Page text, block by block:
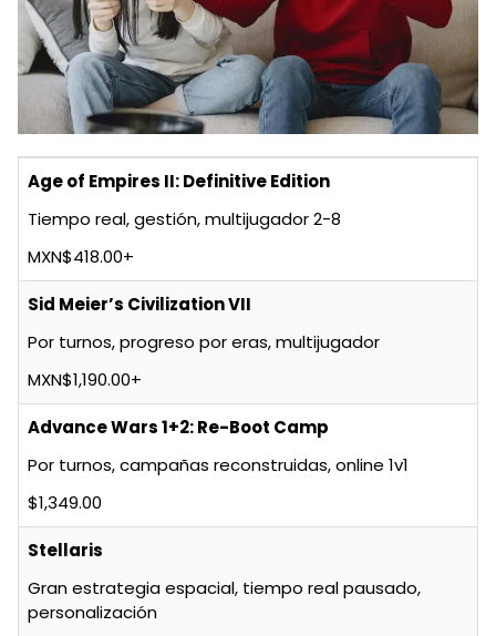
Age of Empires II: Definitive Edition
Tiempo real, gestión, multijugador 2-8
MXN$418.00+
Sid Meier’s Civilization VII
Por turnos, progreso por eras, multijugador
MXN$1,190.00+
Advance Wars 1+2: Re-Boot Camp
Por turnos, campañas reconstruidas, online 1v1
$1,349.00
Stellaris
Gran estrategia espacial, tiempo real pausado,
personalización